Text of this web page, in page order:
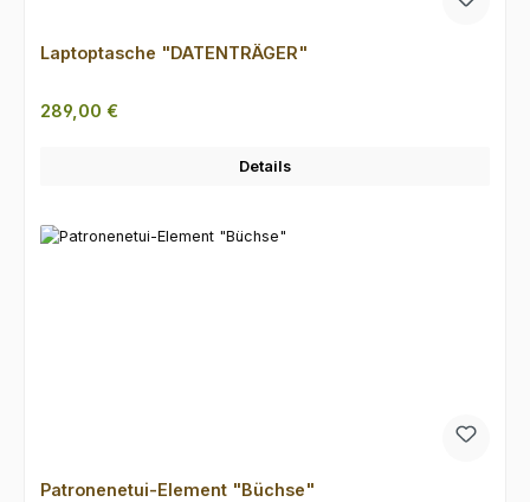
Laptoptasche "DATENTRÄGER"
Regulärer Preis:
289,00 €
Details
Patronenetui-Element "Büchse"